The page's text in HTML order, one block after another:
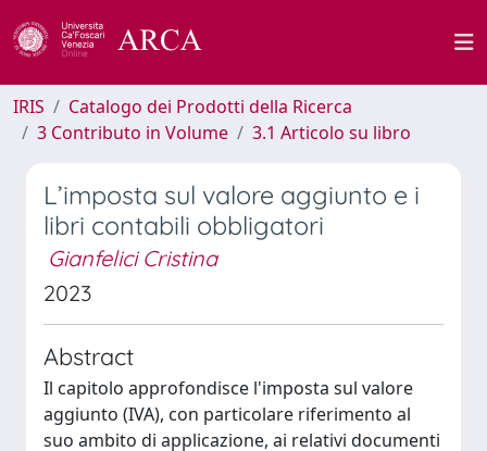
IRIS
Catalogo dei Prodotti della Ricerca
3 Contributo in Volume
3.1 Articolo su libro
L’imposta sul valore aggiunto e i
libri contabili obbligatori
Gianfelici Cristina
2023
Abstract
Il capitolo approfondisce l'imposta sul valore
aggiunto (IVA), con particolare riferimento al
suo ambito di applicazione, ai relativi documenti